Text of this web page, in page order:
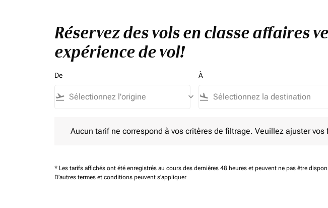
Réservez des vols en classe affaires
expérience de vol!
De
flight_takeoff keyboard_arrow_down
À
flight_land
Aucun tarif ne correspond à vos critères de filtrage. Veuillez ajuster vos
* Les tarifs affichés ont été enregistrés au cours des dernières 48 heures et peuvent ne pas être
D'autres termes et conditions peuvent s'appliquer